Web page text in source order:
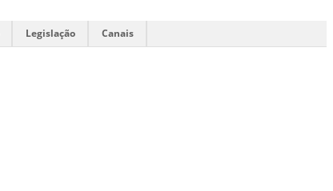
Legislação Canais